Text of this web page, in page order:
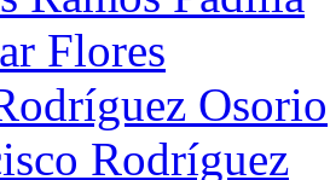
Flores
Osorio
Rodríguez